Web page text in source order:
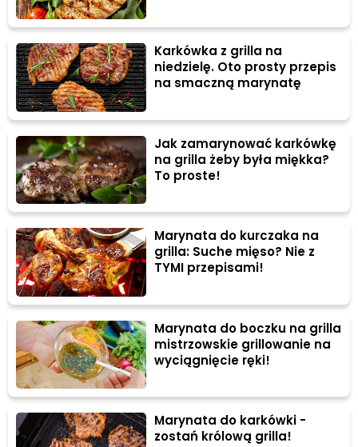
Karkówka z grilla na
niedzielę. Oto prosty przepis
na smaczną marynatę
Jak zamarynować karkówkę
na grilla żeby była miękka?
To proste!
Marynata do kurczaka na
grilla: Suche mięso? Nie z
TYMI przepisami!
Marynata do boczku na grilla
mistrzowskie grillowanie na
wyciągnięcie ręki!
Marynata do karkówki -
zostań królową grilla!